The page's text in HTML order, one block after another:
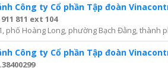
Công ty Cổ phần Tập đoàn
911 811 ext 104
phố Hoàng Long, phường Bạch Đằng, thành
Công ty Cổ phần Tập đoàn